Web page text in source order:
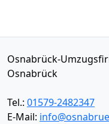
Osnabrück-
Osnabrück
Tel.: 01579-2482347
E-Mail: